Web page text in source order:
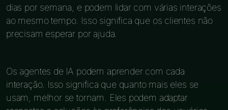
dias por semana, e podem lidar com várias interações
ao mesmo tempo. Isso significa que os clientes não
precisam esperar por ajuda.
Os agentes de IA podem aprender com cada
interação. Isso significa que quanto mais eles se
usam, melhor se tornam. Eles podem adaptar